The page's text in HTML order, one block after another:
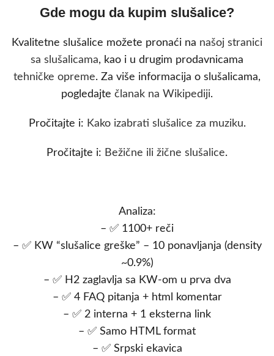
Gde mogu da kupim slušalice?
Kvalitetne slušalice možete pronaći na našoj stranici
sa slušalicama, kao i u drugim prodavnicama
tehničke opreme. Za više informacija o slušalicama,
pogledajte članak na Wikipediji.
Pročitajte i: Kako izabrati slušalice za muziku.
Pročitajte i: Bežične ili žične slušalice.
Analiza:
– ✅ 1100+ reči
– ✅ KW “slušalice greške” – 10 ponavljanja (density
~0.9%)
– ✅ H2 zaglavlja sa KW-om u prva dva
– ✅ 4 FAQ pitanja + html komentar
– ✅ 2 interna + 1 eksterna link
– ✅ Samo HTML format
– ✅ Srpski ekavica